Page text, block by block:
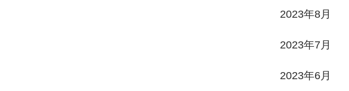
2023年8月
2023年7月
2023年6月